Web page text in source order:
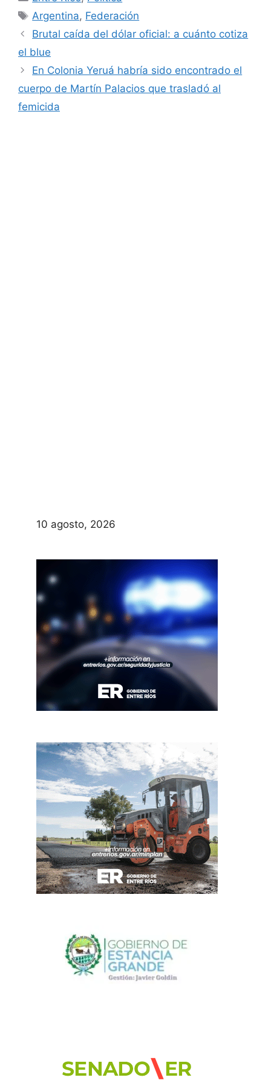
Etiquetas
Argentina, Federación
Brutal caída del dólar oficial: a cuánto cotiza
el blue
En Colonia Yeruá habría sido encontrado el
cuerpo de Martín Palacios que trasladó al
femicida
10 agosto, 2026